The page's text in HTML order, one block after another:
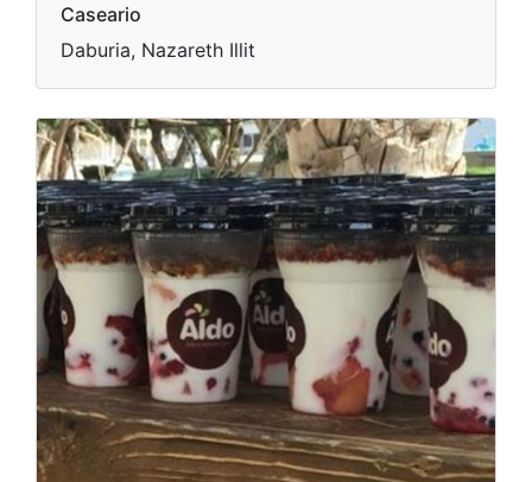
Caseario
Daburia, Nazareth Illit